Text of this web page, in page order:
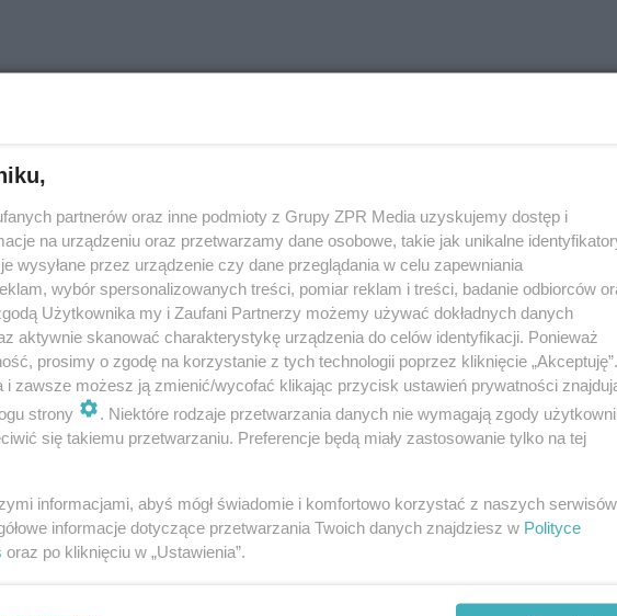
noworoczne
partnerów oraz inne podmioty z Grupy ZPR Media uzyskujemy dostęp i
na urządzeniu oraz przetwarzamy dane osobowe, takie jak unikalne
wysyłane przez urządzenie czy dane przeglądania w celu zapewniania
wybór spersonalizowanych treści, pomiar reklam i treści, badanie odbiorców
Użytkownika my i Zaufani Partnerzy możemy używać dokładnych danych
aktywnie skanować charakterystykę urządzenia do celów identyfikacji. Ponieważ
prosimy o zgodę na korzystanie z tych technologii poprzez kliknięcie „Akceptuję”.
i zawsze możesz ją zmienić/wycofać klikając przycisk ustawień prywatności
strony
. Niektóre rodzaje przetwarzania danych nie wymagają zgody
się takiemu przetwarzaniu. Preferencje będą miały zastosowanie tylko na tej
informacjami, abyś mógł świadomie i komfortowo korzystać z naszych serwisów
informacje dotyczące przetwarzania Twoich danych znajdziesz w Polityce
oraz po kliknięciu w „Ustawienia”.